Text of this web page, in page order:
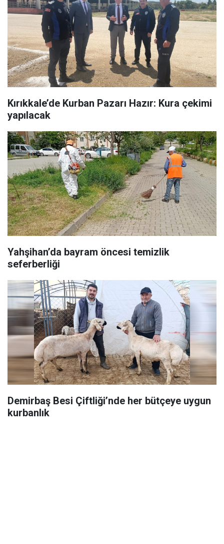
Kırıkkale’de Kurban Pazarı Hazır: Kura çekimi
yapılacak
Yahşihan’da bayram öncesi temizlik
seferberliği
Demirbaş Besi Çiftliği’nde her bütçeye uygun
kurbanlık